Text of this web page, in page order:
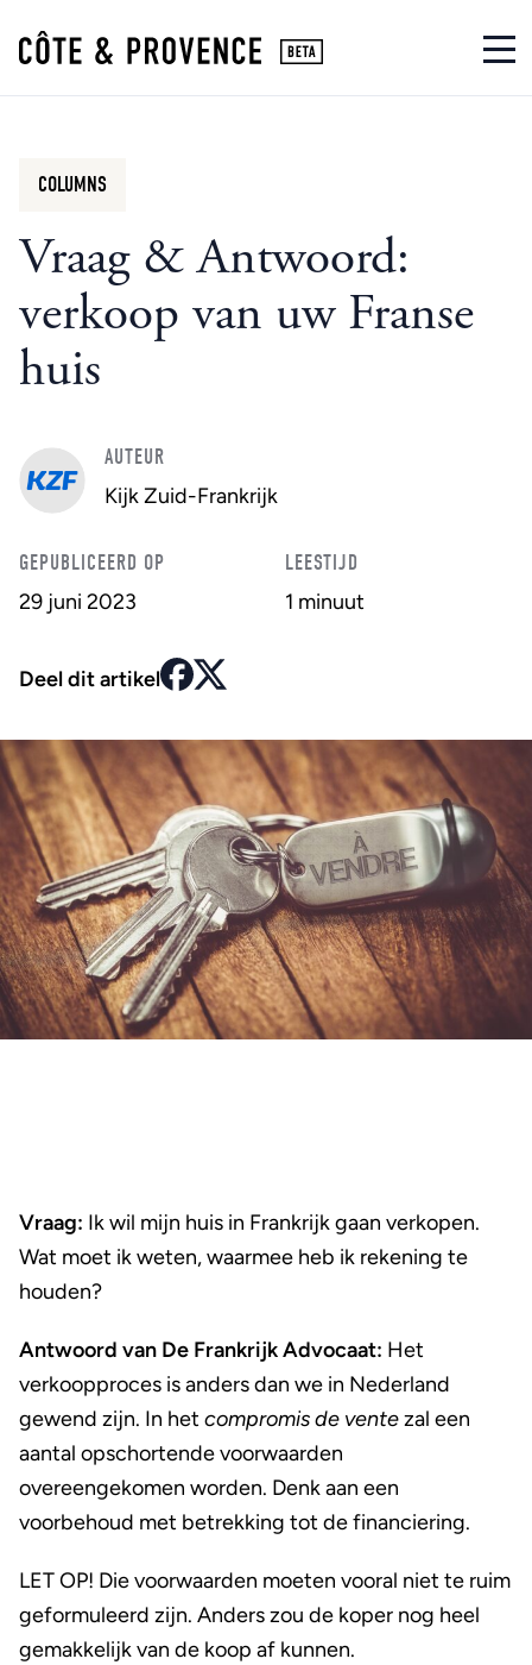
Vraag & Antwoord:
verkoop van uw Franse
huis
COLUMNS
AUTEUR
Kijk Zuid-Frankrijk
GEPUBLICEERD OP
29 juni 2023
LEESTIJD
1 minuut
Deel dit artikel
Vraag: Ik wil mijn huis in Frankrijk gaan verkopen.
Wat moet ik weten, waarmee heb ik rekening te
houden?
Antwoord van De Frankrijk Advocaat: Het
verkoopproces is anders dan we in Nederland
gewend zijn. In het compromis de ventezal een
aantal opschortende voorwaarden
overeengekomen worden. Denk aan een
voorbehoud met betrekking tot de financiering.
LET OP! Die voorwaarden moeten vooral niet te ruim
geformuleerd zijn. Anders zou de koper nog heel
gemakkelijk van de koop af kunnen.